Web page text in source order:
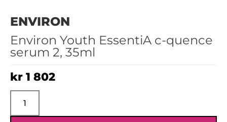
ENVIRON
Environ Youth EssentiA c-quence
serum 2, 35ml
kr 1 802